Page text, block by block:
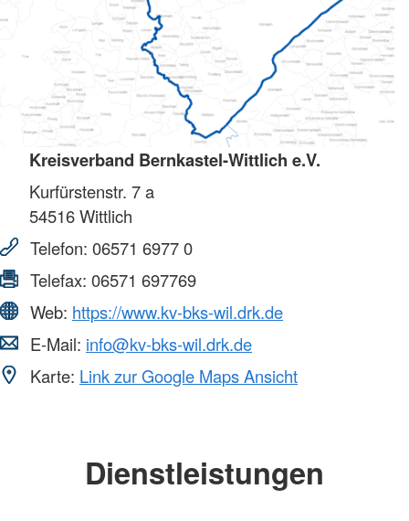
Kreisverband Bernkastel-Wittlich e.V.
Kurfürstenstr. 7 a
54516Wittlich
Telefon: 06571 6977 0
Telefax: 06571 697769
Web: https://www.kv-bks-wil.drk.de
E-Mail: info@kv-bks-wil.drk.de
Karte: Link zur Google Maps Ansicht
Dienstleistungen